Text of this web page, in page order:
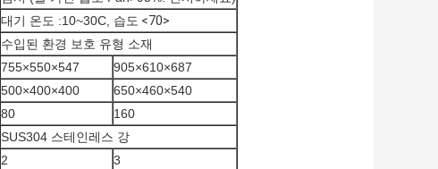
대기 온도 :10~30C, 습도 <70>
수입된 환경 보호 유형 소재
755×550×547
905×610×687
500×400×400
650×460×540
80
160
SUS304 스테인레스 강
2
3